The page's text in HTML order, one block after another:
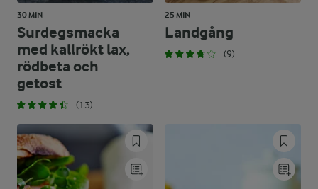
30 MIN
Surdegsmacka
med kallrökt lax,
rödbeta och
getost
(13)
25 MIN
Landgång
(9)